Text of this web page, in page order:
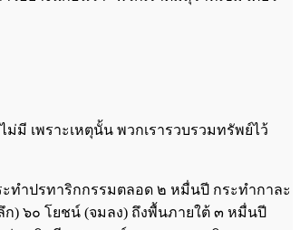
มี เพราะเหตุนั้น พวกเรารวบรวมทรัพย์ไว้
ทำปรทาริกกรรมตลอด ๒ หมื่นปี กระทำกาละ
) ๖๐ โยชน์ (จมลง) ถึงพื้นภายใต้ ๓ หมื่นปี